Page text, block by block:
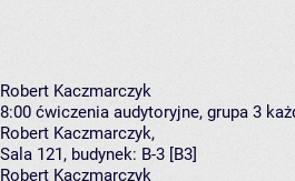
Robert Kaczmarczyk
8:00 ćwiczenia audytoryjne, grupa 3
Robert Kaczmarczyk,
Sala 121, budynek: B-3 [B3]
Robert Kaczmarczyk